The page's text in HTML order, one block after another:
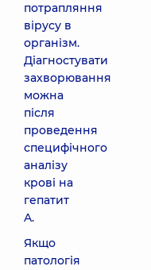
потрапляння
вірусу в
організм.
Діагностувати
захворювання
можна
після
проведення
специфічного
аналізу
крові на
гепатит
A.
Якщо
патологія